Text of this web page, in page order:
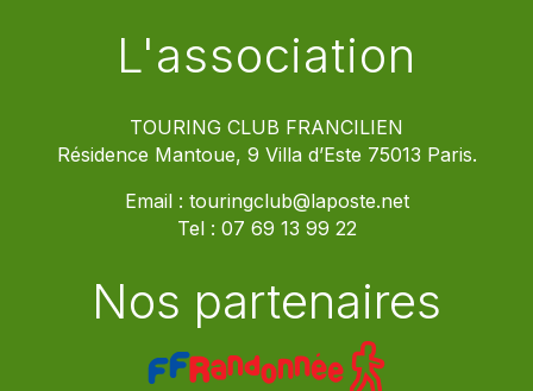
L'association
TOURING CLUB FRANCILIEN
Résidence Mantoue, 9 Villa d’Este 75013 Paris.
Email : touringclub@laposte.net
Tel : 07 69 13 99 22
Nos partenaires